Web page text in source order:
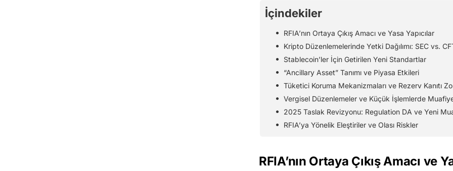
İçindekiler
RFIA’nın Ortaya Çıkış Amacı ve Yasa Yapıcılar
Kripto Düzenlemelerinde Yetki Dağılımı: SEC vs.
Stablecoin’ler İçin Getirilen Yeni Standartlar
“Ancillary Asset” Tanımı ve Piyasa Etkileri
Tüketici Koruma Mekanizmaları ve Rezerv Kanıtı
Vergisel Düzenlemeler ve Küçük İşlemlerde
2025 Taslak Revizyonu: Regulation DA ve Yeni
RFIA’ya Yönelik Eleştiriler ve Olası Riskler
RFIA’nın Ortaya Çıkış Amacı ve